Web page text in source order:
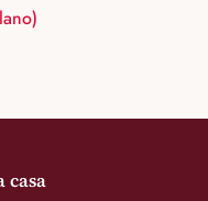
casa